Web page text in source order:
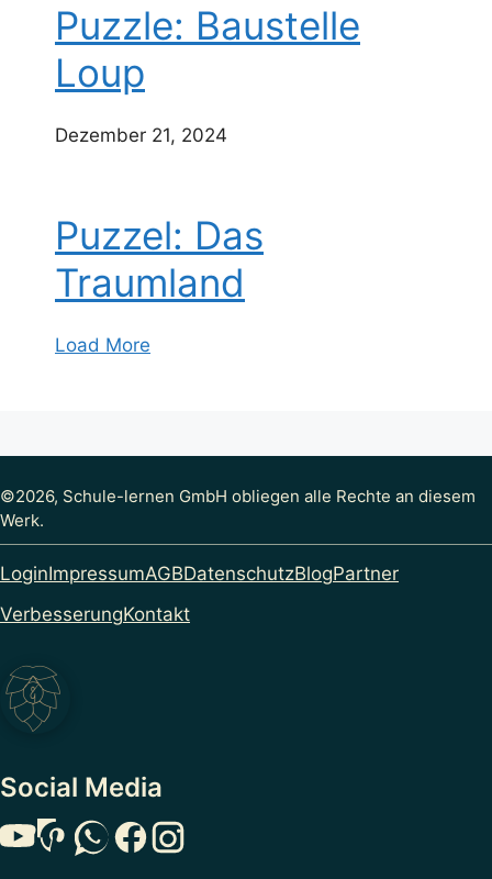
Puzzle: Baustelle
Loup
Dezember 21, 2024
Puzzel: Das
Traumland
Load More
©2026, Schule-lernen GmbH obliegen alle Rechte an diesem
Werk.
LoginImpressumAGBDatenschutzBlogPartner
VerbesserungKontakt
Social Media